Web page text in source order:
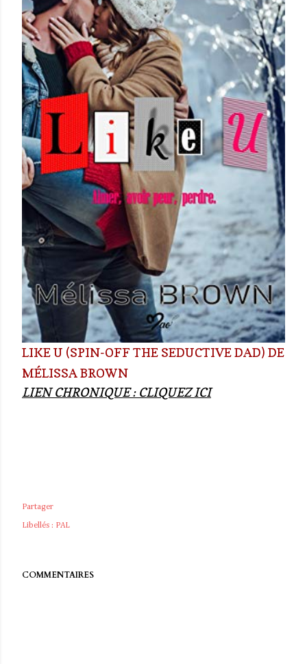
LIKE U (SPIN-OFF THE SEDUCTIVE DAD) DE
MÉLISSA BROWN
LIEN CHRONIQUE : CLIQUEZ ICI
Partager
Libellés : PAL
COMMENTAIRES